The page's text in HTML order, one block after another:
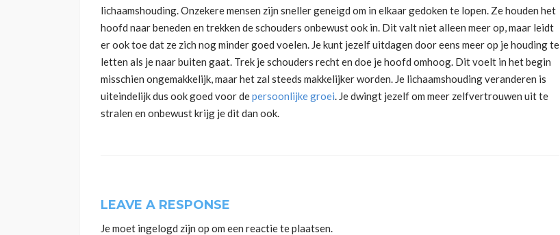
lichaamshouding. Onzekere mensen zijn sneller geneigd om in elkaar gedoken te lopen. Ze houden het
hoofd naar beneden en trekken de schouders onbewust ook in. Dit valt niet alleen meer op, maar leidt
er ook toe dat ze zich nog minder goed voelen. Je kunt jezelf uitdagen door eens meer op je houding te
letten als je naar buiten gaat. Trek je schouders recht en doe je hoofd omhoog. Dit voelt in het begin
misschien ongemakkelijk, maar het zal steeds makkelijker worden. Je lichaamshouding veranderen is
uiteindelijk dus ook goed voor depersoonlijke groei. Je dwingt jezelf om meer zelfvertrouwen uit te
stralen en onbewust krijg je dit dan ook.
LEAVE A RESPONSE
Je moet ingelogd zijn op om een reactie te plaatsen.